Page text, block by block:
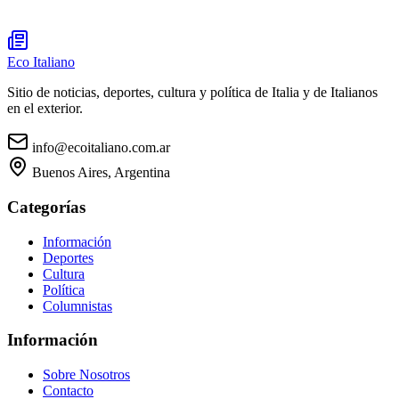
Eco Italiano
Sitio de noticias, deportes, cultura y política de Italia y de Italianos
en el exterior.
info@ecoitaliano.com.ar
Buenos Aires, Argentina
Categorías
Información
Deportes
Cultura
Política
Columnistas
Información
Sobre Nosotros
Contacto